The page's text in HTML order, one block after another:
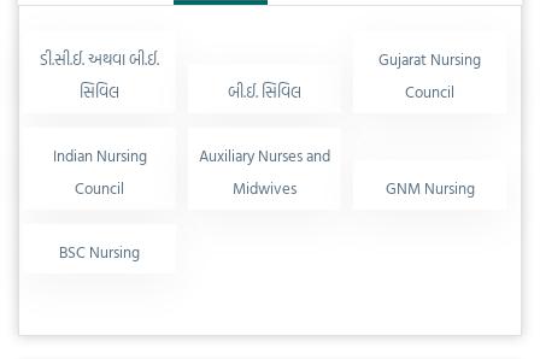
ડી.સી.ઈ. અથવા બી.ઈ.
સિવિલ
બી.ઈ. સિવિલ
Gujarat Nursing
Council
Indian Nursing
Council
Auxiliary Nurses and
Midwives
GNM Nursing
BSC Nursing